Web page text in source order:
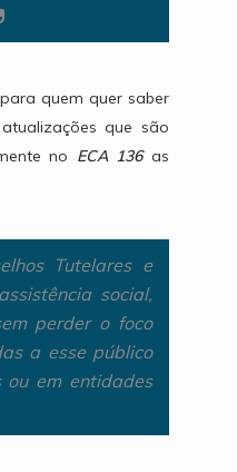
quem quer saber
que são
no ECA 136as
Tutelares e
social,
perder o foco
a esse público
ou em entidades